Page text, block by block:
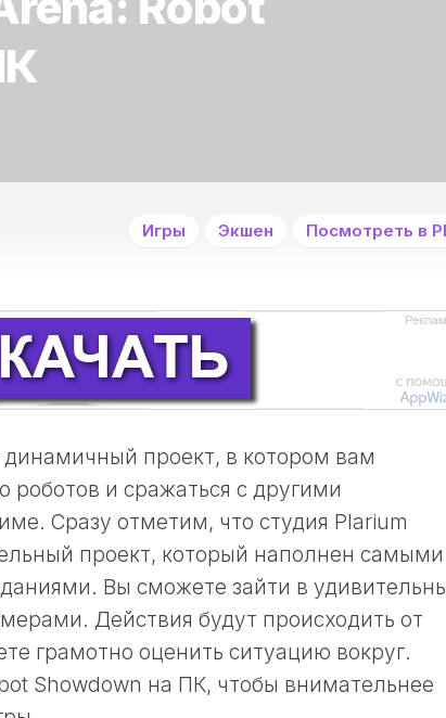
Посмотреть в
Игры Экшен
проект, в котором вам
роботов и сражаться с другими
Сразу отметим, что студия Plarium
проект, который наполнен самыми
Вы сможете зайти в
Действия будут происходить от
грамотно оценить ситуацию вокруг.
Showdown на ПК, чтобы внимательнее